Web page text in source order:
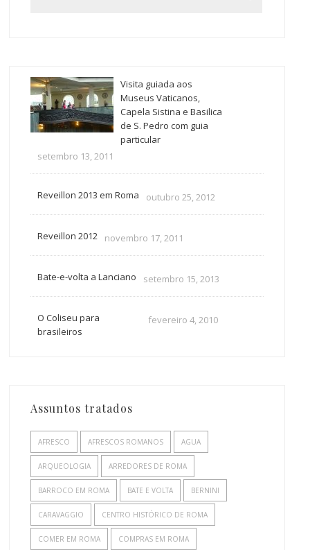
Visita guiada aos
Museus Vaticanos,
Capela Sistina e Basilica
de S. Pedro com guia
particular
setembro 13, 2011
Reveillon 2013 em Roma outubro 25, 2012
Reveillon 2012 novembro 17, 2011
Bate-e-volta a Lanciano setembro 15, 2013
O Coliseu para
brasileiros
fevereiro 4, 2010
Assuntos tratados
AFRESCO AFRESCOS ROMANOS AGUA
ARQUEOLOGIA ARREDORES DE ROMA
BARROCO EM ROMA BATE E VOLTA BERNINI
CARAVAGGIO CENTRO HISTÓRICO DE ROMA
COMER EM ROMA COMPRAS EM ROMA